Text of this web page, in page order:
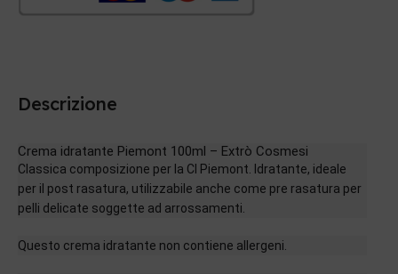
Descrizione
Crema idratante Piemont 100ml – Extrò Cosmesi
Classica composizione per la CI Piemont. Idratante, ideale
per il post rasatura, utilizzabile anche come pre rasatura per
pelli delicate soggette ad arrossamenti.
Questo crema idratante non contiene allergeni.